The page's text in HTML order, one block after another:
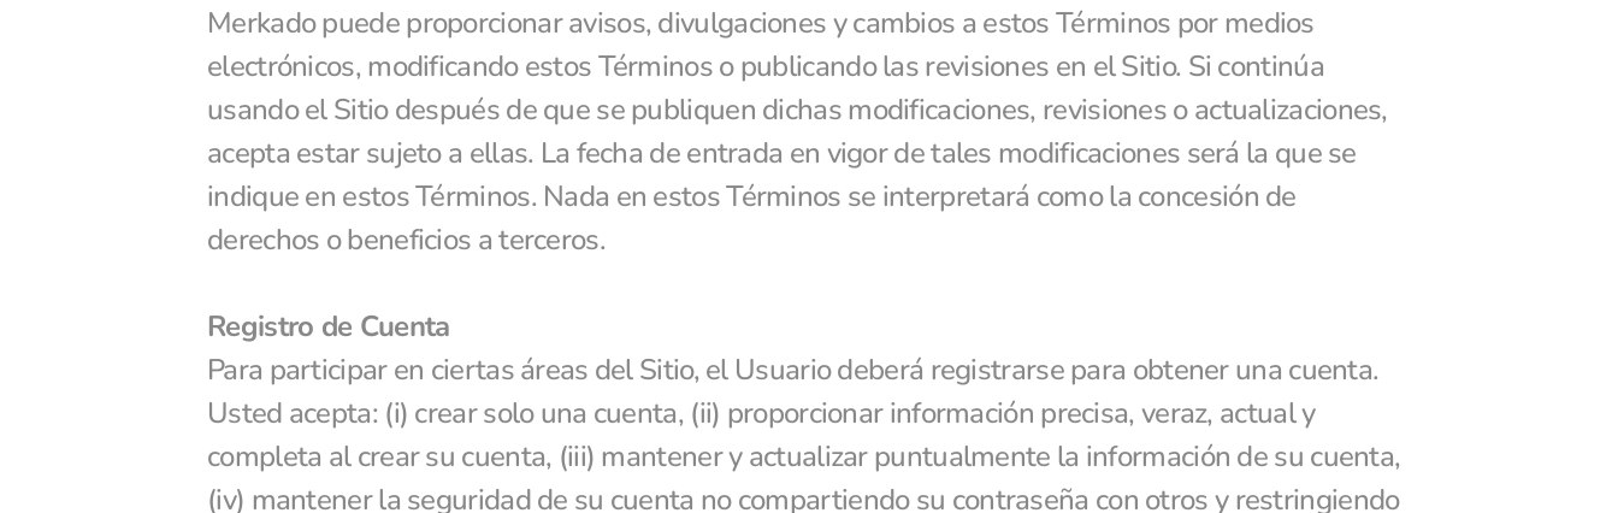
Merkado puede proporcionar avisos, divulgaciones y cambios a estos Términos por medios
electrónicos, modificando estos Términos o publicando las revisiones en el Sitio. Si continúa
usando el Sitio después de que se publiquen dichas modificaciones, revisiones o actualizaciones,
acepta estar sujeto a ellas. La fecha de entrada en vigor de tales modificaciones será la que se
indique en estos Términos. Nada en estos Términos se interpretará como la concesión de
derechos o beneficios a terceros.
Registro de Cuenta
Para participar en ciertas áreas del Sitio, el Usuario deberá registrarse para obtener una cuenta.
Usted acepta: (i) crear solo una cuenta, (ii) proporcionar información precisa, veraz, actual y
completa al crear su cuenta, (iii) mantener y actualizar puntualmente la información de su cuenta,
(iv) mantener la seguridad de su cuenta no compartiendo su contraseña con otros y restringiendo